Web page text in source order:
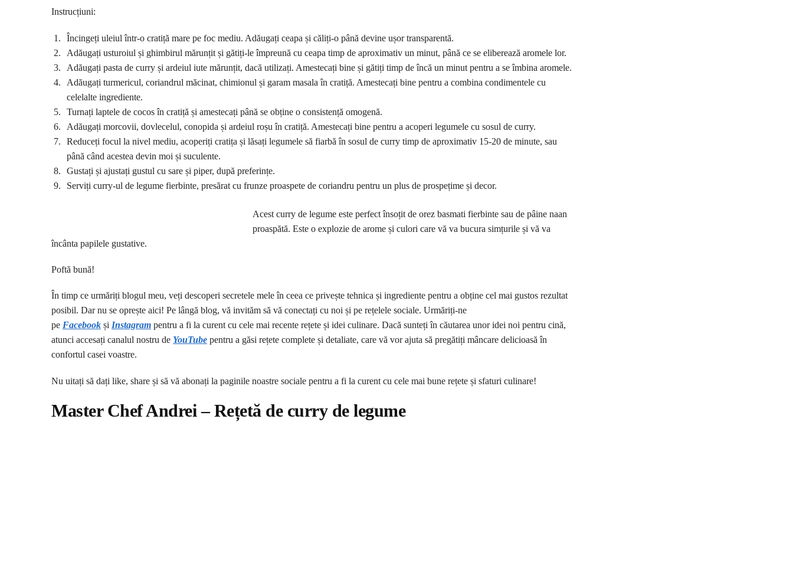
Instrucțiuni:
Încingeți uleiul într-o cratiță mare pe foc mediu. Adăugați ceapa și căliți-o până devine ușor transparentă.
Adăugați usturoiul și ghimbirul mărunțit și gătiți-le împreună cu ceapa timp de aproximativ un minut, până ce se eliberează aromele lor.
Adăugați pasta de curry și ardeiul iute mărunțit, dacă utilizați. Amestecați bine și gătiți timp de încă un minut pentru a se îmbina aromele.
Adăugați turmericul, coriandrul măcinat, chimionul și garam masala în cratiță. Amestecați bine pentru a combina condimentele cu
celelalte ingrediente.
Turnați laptele de cocos în cratiță și amestecați până se obține o consistență omogenă.
Adăugați morcovii, dovlecelul, conopida și ardeiul roșu în cratiță. Amestecați bine pentru a acoperi legumele cu sosul de curry.
Reduceți focul la nivel mediu, acoperiți cratița și lăsați legumele să fiarbă în sosul de curry timp de aproximativ 15-20 de minute, sau
până când acestea devin moi și suculente.
Gustați și ajustați gustul cu sare și piper, după preferințe.
Serviți curry-ul de legume fierbinte, presărat cu frunze proaspete de coriandru pentru un plus de prospețime și decor.
Acest curry de legume este perfect însoțit de orez basmati fierbinte sau de pâine naan
proaspătă. Este o explozie de arome și culori care vă va bucura simțurile și vă va
încânta papilele gustative.
Poftă bună!
În timp ce urmăriți blogul meu, veți descoperi secretele mele în ceea ce privește tehnica și ingrediente pentru a obține cel mai gustos rezultat
posibil. Dar nu se oprește aici! Pe lângă blog, vă invităm să vă conectați cu noi și pe rețelele sociale. Urmăriți-ne
pe Facebook și Instagram pentru a fi la curent cu cele mai recente rețete și idei culinare. Dacă sunteți în căutarea unor idei noi pentru cină,
atunci accesați canalul nostru de YouTube pentru a găsi rețete complete și detaliate, care vă vor ajuta să pregătiți mâncare delicioasă în
confortul casei voastre.
Nu uitați să dați like, share și să vă abonați la paginile noastre sociale pentru a fi la curent cu cele mai bune rețete și sfaturi culinare!
Master Chef Andrei – Rețetă de curry de legume